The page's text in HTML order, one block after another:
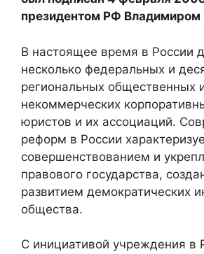
президентом РФ
В настоящее время в России
несколько федеральных и
региональных общественных
некоммерческих
юристов и их ассоциаций.
реформ в России
совершенствованием и
правового государства,
развитием демократических
общества.
С инициативой учреждения в